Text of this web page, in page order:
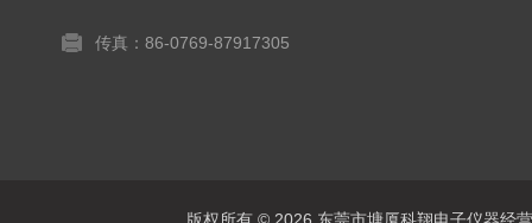
传真：86-0769-87917305